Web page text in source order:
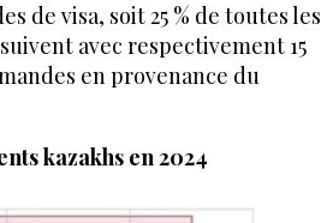
de visa, soit 25 % de toutes les
avec respectivement 15
en provenance du
kazakhs en 2024